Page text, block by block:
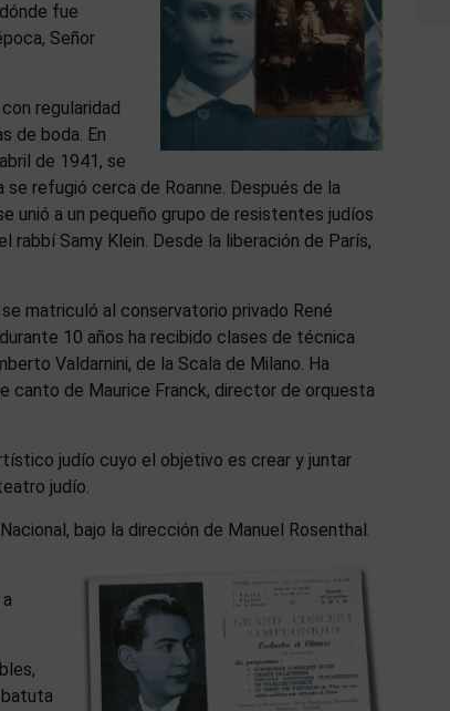
fue
Señor
regularidad
de boda. En
de 1941, se
refugió cerca de Roanne. Después de la
unió a un pequeño grupo de resistentes judíos
Samy Klein. Desde la liberación de París,
se matriculó al conservatorio privado René
10 años ha recibido clases de técnica
Valdarnini, de la Scala de Milano. Ha
canto de Maurice Franck, director de orquesta
judío cuyo el objetivo es crear y juntar
judío.
bajo la dirección de Manuel Rosenthal.
batuta